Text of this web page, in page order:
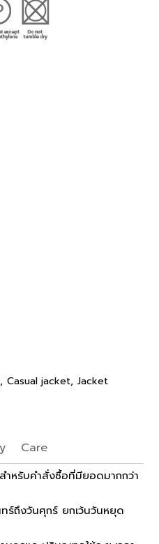
, Casual jacket, Jacket
Care
ำหรับคำสั่งซื้อที่มียอดมากกว่า
ถึงวันศุกร์ ยกเว้นวันหยุด